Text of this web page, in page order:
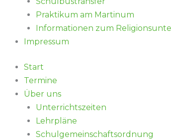
Praktikum am Martinum
Informationen zum
Impressum
Start
Termine
Über uns
Unterrichtszeiten
Lehrpläne
Schulgemeinschaftsordnung